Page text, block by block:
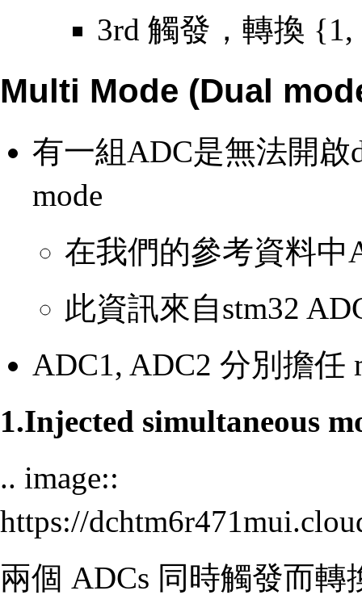
3rd 觸發，轉換
Multi Mode (Dual
有一組ADC是無法開啟
mode
在我們的參考資料中
此資訊來自stm32
ADC1, ADC2 分別擔任
1.Injected simultaneous
.. image::
https://
兩個 ADCs 同時觸發而轉